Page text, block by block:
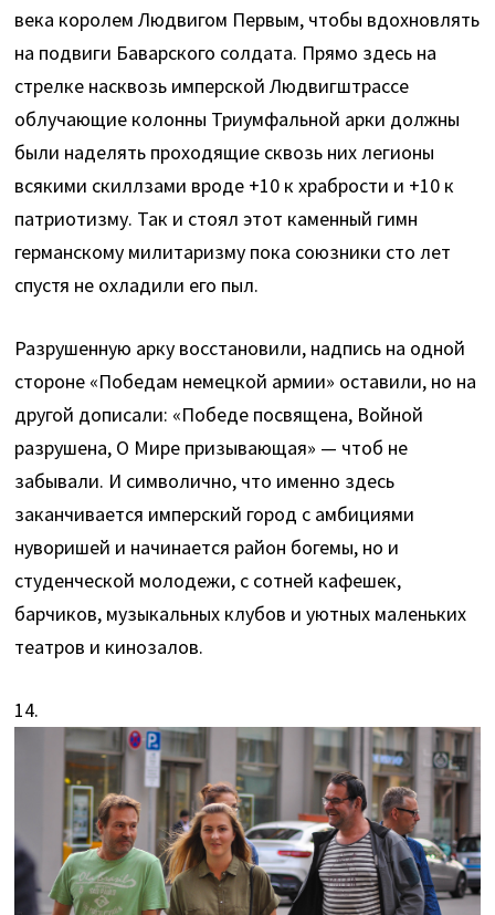
века королем Людвигом Первым, чтобы вдохновлять
на подвиги Баварского солдата. Прямо здесь на
стрелке насквозь имперской Людвигштрассе
облучающие колонны Триумфальной арки должны
были наделять проходящие сквозь них легионы
всякими скиллзами вроде +10 к храбрости и +10 к
патриотизму. Так и стоял этот каменный гимн
германскому милитаризму пока союзники сто лет
спустя не охладили его пыл.
Разрушенную арку восстановили, надпись на одной
стороне «Победам немецкой армии» оставили, но на
другой дописали: «Победе посвящена, Войной
разрушена, О Мире призывающая» — чтоб не
забывали. И символично, что именно здесь
заканчивается имперский город с амбициями
нуворишей и начинается район богемы, но и
студенческой молодежи, с сотней кафешек,
барчиков, музыкальных клубов и уютных маленьких
театров и кинозалов.
14.